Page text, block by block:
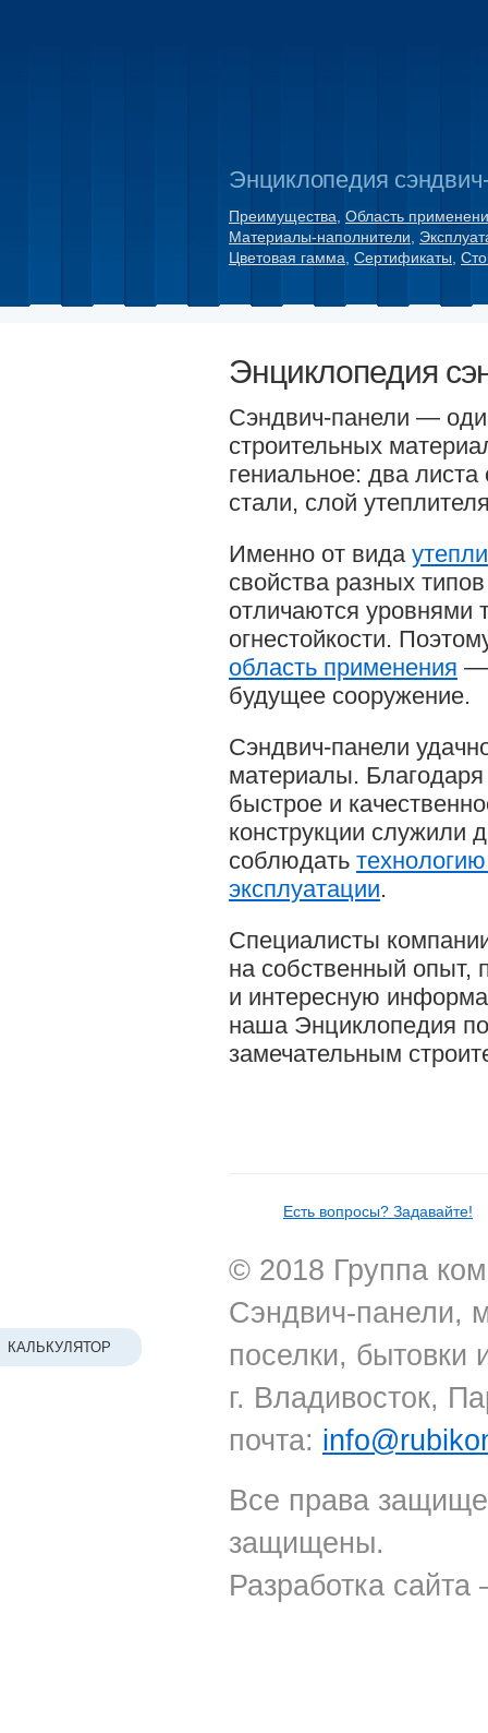
Энциклопедия
Преимущества Область
Материалы-наполнители
Цветовая гамма Сертификаты
Энциклопедия
Сэндвич-панели —
строительных
гениальное: два
стали, слой
Именно от вида
свойства разных
отличаются уровнями
огнестойкости.
область применения —
будущее сооружение.
Сэндвич-панели
материалы.
быстрое и
конструкции служили
соблюдать
эксплуатации.
Специалисты
на собственный опыт,
и интересную
наша Энциклопедия
замечательным
Есть вопросы? Задавайте!
© 2018 Группа
Сэндвич-панели,
поселки, бытовки
г. Владивосток,
почта:
Все права
защищены.
Разработка
КАЛЬКУЛЯТОР